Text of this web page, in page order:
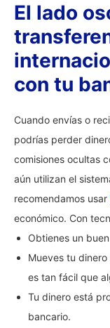
El lado
con tu
Cuando envías o
podrías perder
comisiones ocultas
aún utilizan el
recomendamos usar
económico. Con
Obtienes un
Mueves tu
es tan fácil que
Tu dinero está
bancario.